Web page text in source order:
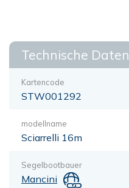
Technische Daten
Kartencode
STW001292
modellname
Sciarrelli 16m
Segelbootbauer
Mancini